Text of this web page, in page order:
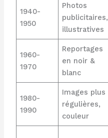
1940-
1950
Photos
publicitaires,
illustratives
1960-
1970
Reportages
en noir &
blanc
1980-
1990
Images plus
régulières,
couleur